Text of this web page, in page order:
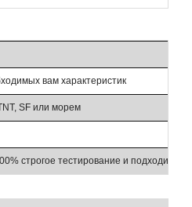
вам характеристик
SF или морем
строгое тестирование и подходит